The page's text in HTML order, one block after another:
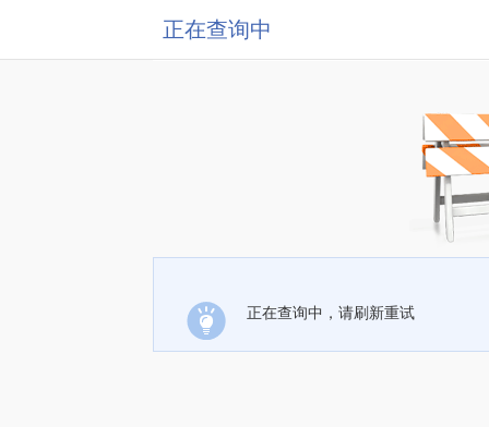
正在查询中
正在查询中，请刷新重试